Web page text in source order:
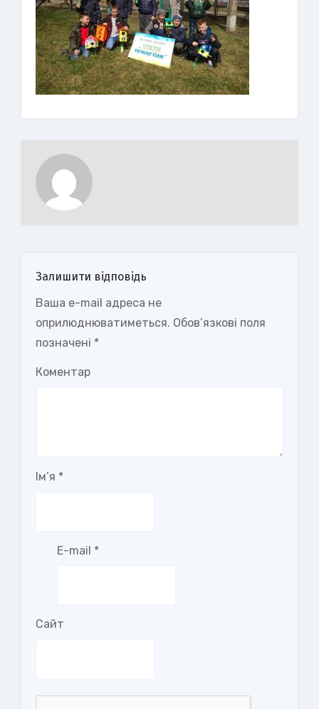
Залишити відповідь
Ваша e-mail адреса не
оприлюднюватиметься. Обов’язкові поля
позначені *
Коментар
Ім’я *
E-mail *
Сайт